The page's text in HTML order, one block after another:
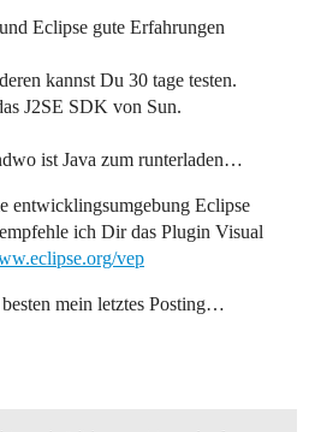
Eclipse gute Erfahrungen
kannst Du 30 tage testen.
J2SE SDK von Sun.
ist Java zum runterladen…
entwicklingsumgebung Eclipse
ich Dir das Plugin Visual
vep
mein letztes Posting…